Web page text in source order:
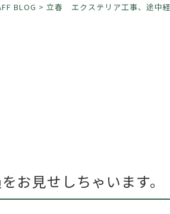
BLOG > 立春 エクステリア工事、途中経
見せしちゃいます。